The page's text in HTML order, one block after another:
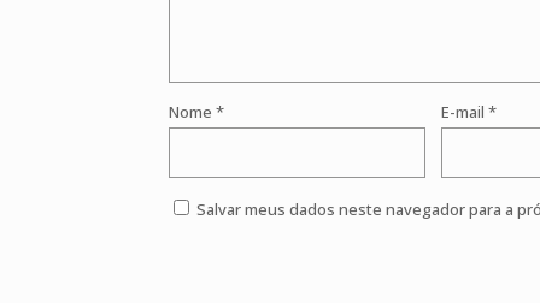
Nome * E-mail*
Salvar meus dados neste navegador para a